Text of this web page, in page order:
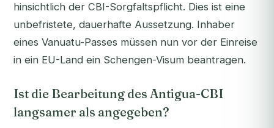
hinsichtlich der CBI-Sorgfaltspflicht. Dies ist eine
unbefristete, dauerhafte Aussetzung. Inhaber
eines Vanuatu-Passes müssen nun vor der Einreise
in ein EU-Land ein Schengen-Visum beantragen.
Ist die Bearbeitung des Antigua-CBI
langsamer als angegeben?